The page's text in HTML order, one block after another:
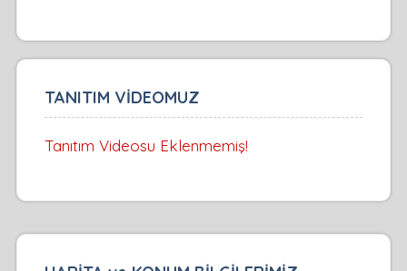
TANITIM VİDEOMUZ
Tanıtım Videosu Eklenmemiş!